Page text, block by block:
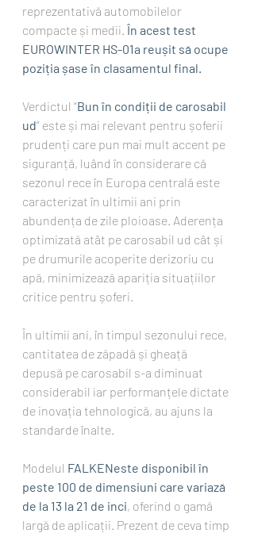
reprezentativă automobilelor
compacte și medii. În acest test
EUROWINTER HS-01a reușit să ocupe
poziția șase în clasamentul final.
Verdictul “Bun în condiții de carosabil
ud” este și mai relevant pentru șoferii
prudenți care pun mai mult accent pe
siguranță, luând în considerare că
sezonul rece în Europa centrală este
caracterizat în ultimii ani prin
abundența de zile ploioase. Aderența
optimizată atât pe carosabil ud cât și
pe drumurile acoperite derizoriu cu
apă, minimizează apariția situațiilor
critice pentru șoferi.
În ultimii ani, în timpul sezonului rece,
cantitatea de zăpadă și gheață
depusă pe carosabil s-a diminuat
considerabil iar performanțele dictate
de inovația tehnologică, au ajuns la
standarde înalte.
Modelul FALKENeste disponibil în
peste 100 de dimensiuni care variază
de la 13 la 21 de inci, oferind o gamă
largă de aplicații. Prezent de ceva timp